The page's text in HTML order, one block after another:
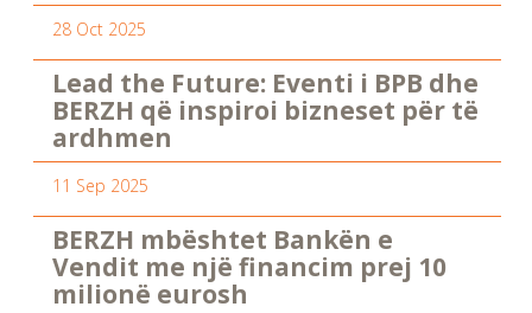
28 Oct 2025
Lead the Future: Eventi i BPB dhe
BERZH që inspiroi bizneset për të
ardhmen
11 Sep 2025
BERZH mbështet Bankën e
Vendit me një financim prej 10
milionë eurosh